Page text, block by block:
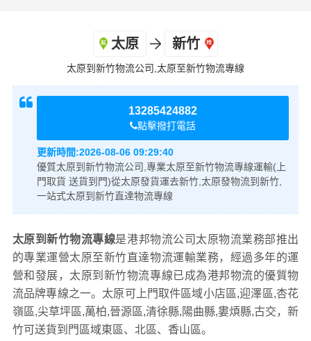
太原 新竹
太原到新竹物流公司,太原至新竹物流專線
13285424882
點擊撥打電話
更新時間:2026-08-06 09:29:40
優質太原到新竹物流公司,專業太原至新竹物流專線運輸(上
門取貨 送貨到門)從太原發貨運去新竹,太原發物流到新竹,
一站式太原到新竹直達物流專線
太原到新竹物流專線是港邦物流公司太原物流業務部推出
的專業運營太原至新竹直達物流運輸業務，經過多年的運
營和發展，太原到新竹物流專線已成為港邦物流的優質物
流品牌專線之一。太原可上門取件區域小店區,迎澤區,杏花
嶺區,尖草坪區,萬柏,晉源區,清徐縣,陽曲縣,婁煩縣,古交，新
竹可送貨到門區域東區、北區、香山區。